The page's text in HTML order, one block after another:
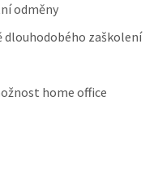
odměny
zaškolení
home office